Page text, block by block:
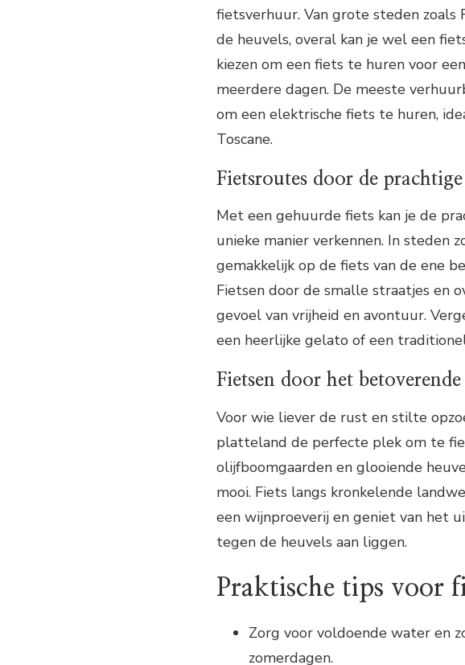
fietsverhuur. Van grote steden zoals
de heuvels, overal kan je wel een
kiezen om een fiets te huren voor
meerdere dagen. De meeste
om een elektrische fiets te huren,
Toscane.
Fietsroutes door de
Met een gehuurde fiets kan je de
unieke manier verkennen. In steden
gemakkelijk op de fiets van de ene
Fietsen door de smalle straatjes en
gevoel van vrijheid en avontuur.
een heerlijke gelato of een
Fietsen door het
Voor wie liever de rust en stilte
platteland de perfecte plek om te
olijfboomgaarden en glooiende
mooi. Fiets langs kronkelende
een wijnproeverij en geniet van het
tegen de heuvels aan liggen.
Praktische tips voor
Zorg voor voldoende water en
zomerdagen.